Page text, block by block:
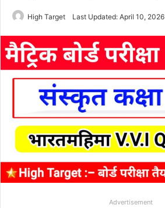
High Target Last Updated: April 10, 2026
Advertisement